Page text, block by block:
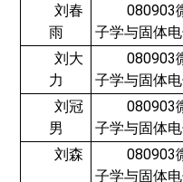
刘春
雨
080903
子学与固体
刘大
力
080903
子学与固体
刘冠
男
080903
子学与固体
刘森
080903
子学与固体